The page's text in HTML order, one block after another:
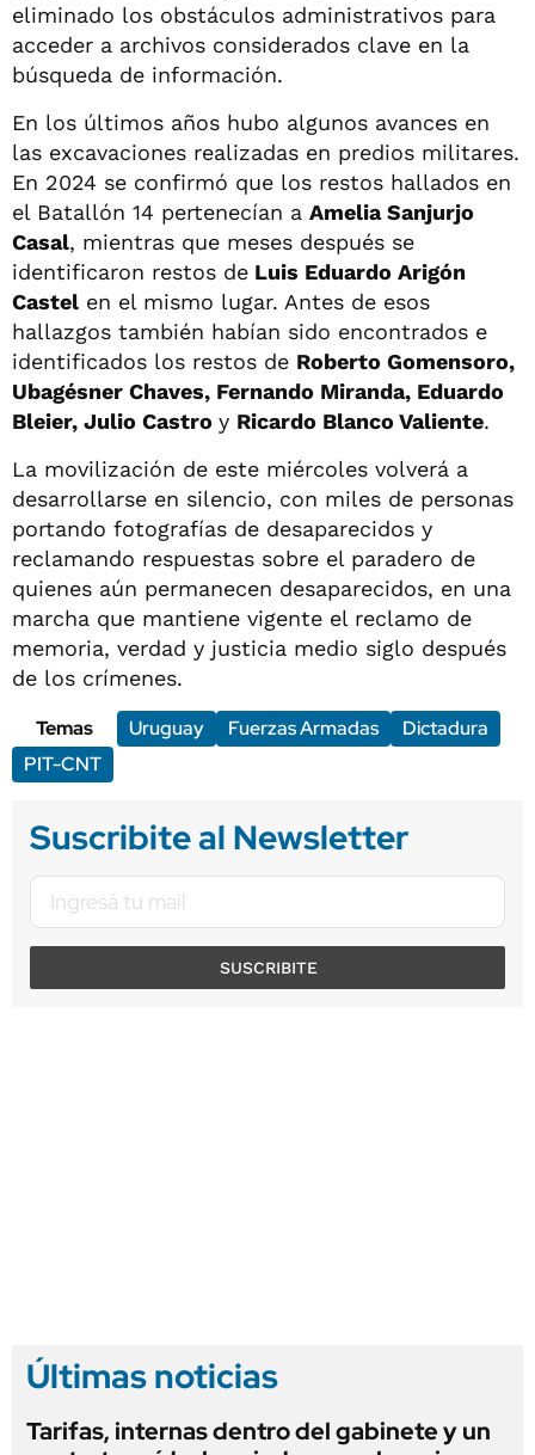
eliminado los obstáculos administrativos para
acceder a archivos considerados clave en la
búsqueda de información.
En los últimos años hubo algunos avances en
las excavaciones realizadas en predios militares.
En 2024 se confirmó que los restos hallados en
el Batallón 14 pertenecían a Amelia Sanjurjo
Casal, mientras que meses después se
identificaron restos de Luis Eduardo Arigón
Castel en el mismo lugar. Antes de esos
hallazgos también habían sido encontrados e
identificados los restos de Roberto Gomensoro,
Ubagésner Chaves, Fernando Miranda, Eduardo
Bleier, Julio Castro y Ricardo Blanco Valiente.
La movilización de este miércoles volverá a
desarrollarse en silencio, con miles de personas
portando fotografías de desaparecidos y
reclamando respuestas sobre el paradero de
quienes aún permanecen desaparecidos, en una
marcha que mantiene vigente el reclamo de
memoria, verdad y justicia medio siglo después
de los crímenes.
Temas
Uruguay Fuerzas Armadas
Dictadura
PIT-CNT
Suscribite al Newsletter
SUSCRIBITE
Últimas noticias
Tarifas, internas dentro del gabinete y un